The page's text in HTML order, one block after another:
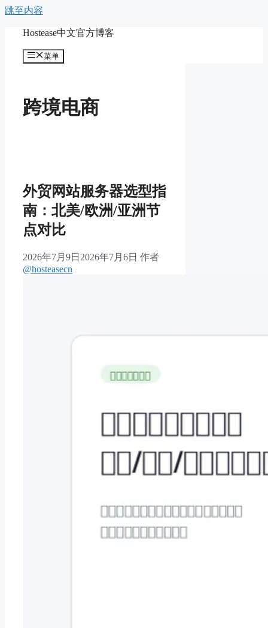
跳至内容
Hostease中文官方博客
菜单
跨境电商
外贸网站服务器选型指
南：北美/欧洲/亚洲节
点对比
2026年7月9日 2026年7月6日 作者
@hosteasecn